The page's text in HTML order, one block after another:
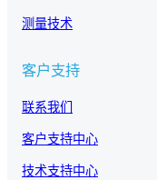
测量技术
客户支持
联系我们
客户支持中心
技术支持中心